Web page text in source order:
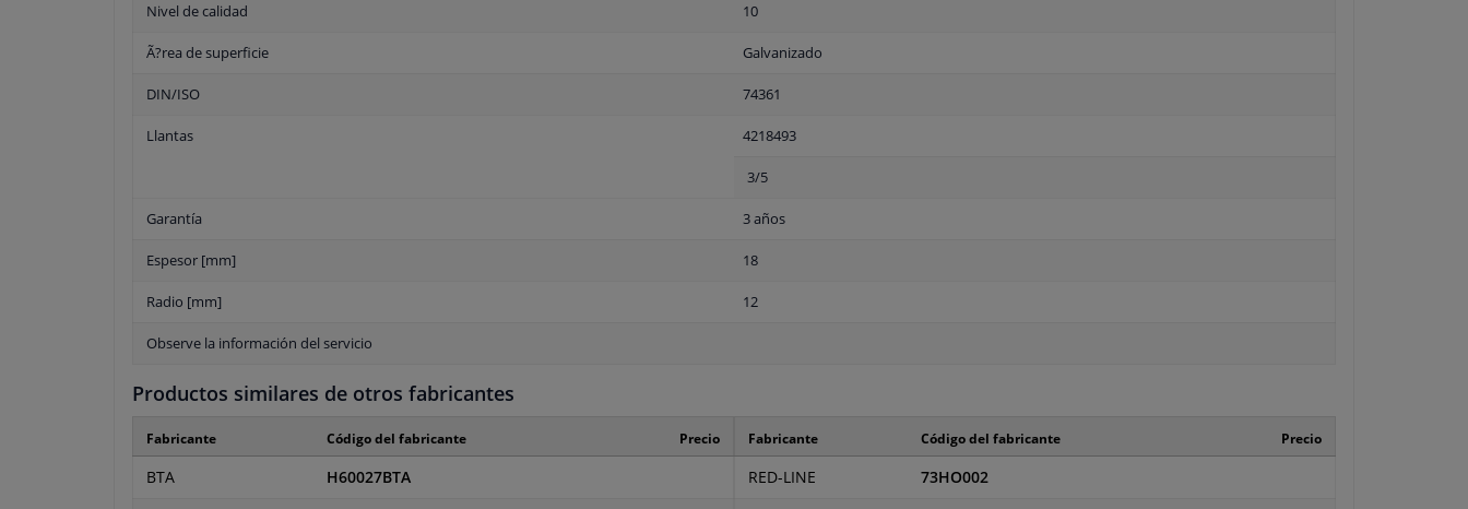
Nivel de calidad 10
Ã?rea de superficie Galvanizado
DIN/ISO 74361
Llantas 4218493
3/5
Garantía 3 años
Espesor [mm] 18
Radio [mm] 12
Observe la información del servicio
Productos similares de otros fabricantes
Fabricante Código del fabricante Precio
BTA H60027BTA
Fabricante Código del fabricante Precio
RED-LINE 73HO002